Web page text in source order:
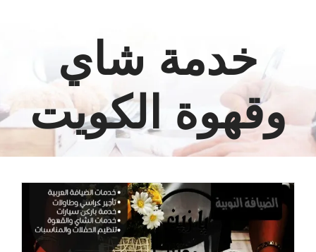
خدمة شاي
وقهوة الكويت